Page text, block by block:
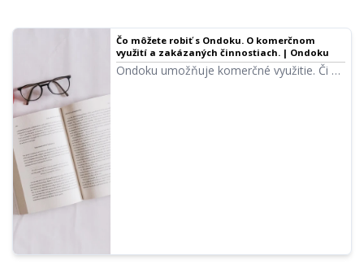
Čo môžete robiť s Ondoku. O komerčnom
využití a zakázaných činnostiach. | Ondoku
Ondoku umožňuje komerčné využitie. Či už